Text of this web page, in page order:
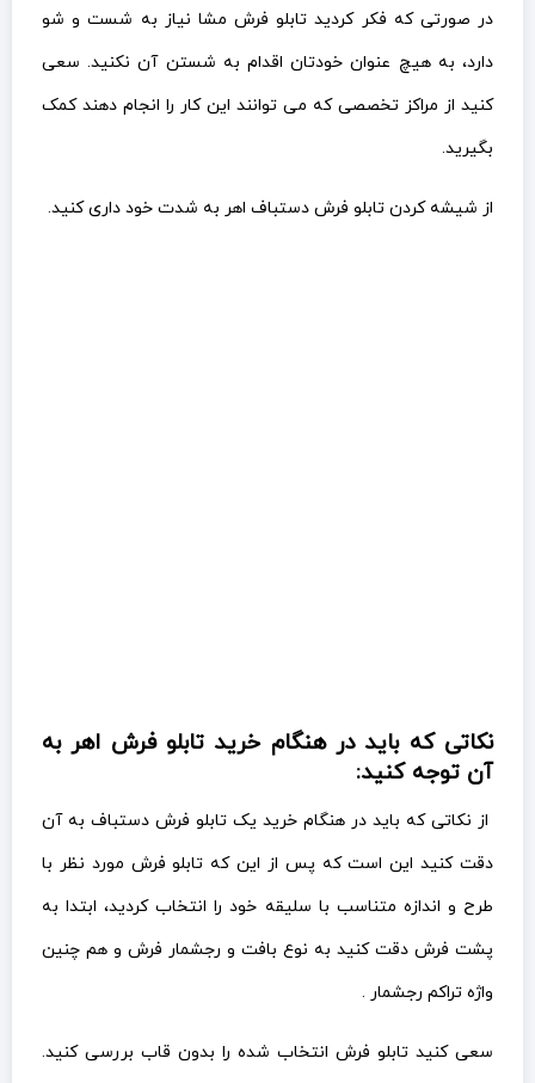
در صورتی که فکر کردید تابلو فرش مشا نیاز به شست و شو
دارد، به هیچ عنوان خودتان اقدام به شستن آن نکنید. سعی
کنید از مراکز تخصصی که می توانند این کار را انجام دهند کمک
بگیرید.
از شیشه کردن تابلو فرش دستباف اهر به شدت خود داری کنید.
نکاتی که باید در هنگام خرید تابلو فرش اهر به
آن توجه کنید:
از نکاتی که باید در هنگام خرید یک تابلو فرش دستباف به آن
دقت کنید این است که پس از این که تابلو فرش مورد نظر با
طرح و اندازه متناسب با سلیقه خود را انتخاب کردید، ابتدا به
پشت فرش دقت کنید به نوع بافت و رجشمار فرش و هم چنین
واژه تراکم رجشمار .
سعی کنید تابلو فرش انتخاب شده را بدون قاب بررسی کنید.